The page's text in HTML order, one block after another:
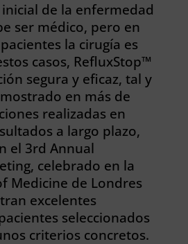
de la enfermedad
ser médico, pero en
la cirugía es
casos, RefluxStop™
segura y eficaz, tal y
en más de
realizadas en
a largo plazo,
el 3rd Annual
celebrado en la
Medicine de Londres
excelentes
seleccionados
criterios concretos.